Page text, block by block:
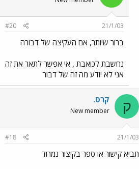
21/1/03
#20
ברור שיותר, אם העקיצה של דבורה
נחשבת לכואבת , אי אפשר לתאר את זה
אני לא יודע מה זה של דבור
ק קרס.
New member
21/1/03
#18
תביא קישור או ספר בקיצור נמרוד